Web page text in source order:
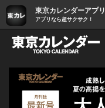
東京カレンダーアプリ
アプリなら超サクサク！